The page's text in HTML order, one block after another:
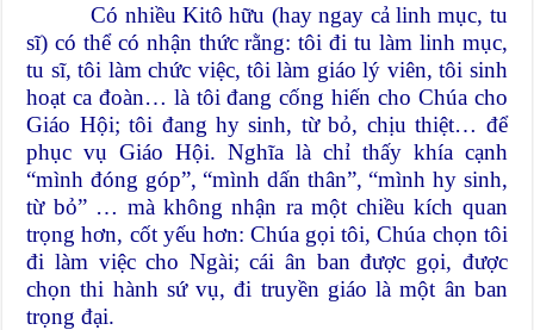
Có nhiều Kitô hữu (hay ngay cả linh mục, tu
sĩ) có thể có nhận thức rằng: tôi đi tu làm linh mục,
tu sĩ, tôi làm chức việc, tôi làm giáo lý viên, tôi sinh
hoạt ca đoàn… là tôi đang cống hiến cho Chúa cho
Giáo Hội; tôi đang hy sinh, từ bỏ, chịu thiệt… để
phục vụ Giáo Hội. Nghĩa là chỉ thấy khía cạnh
“mình đóng góp”, “mình dấn thân”, “mình hy sinh,
từ bỏ” … mà không nhận ra một chiều kích quan
trọng hơn, cốt yếu hơn: Chúa gọi tôi, Chúa chọn tôi
đi làm việc cho Ngài; cái ân ban được gọi, được
chọn thi hành sứ vụ, đi truyền giáo là một ân ban
trọng đại.